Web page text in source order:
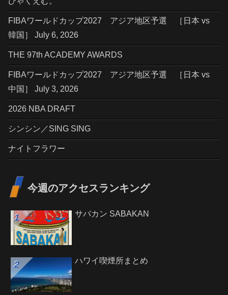
FIBAワールドカップ2027 アジア地区予選 ［日本 vs
韓国］ July 6, 2026
THE 97th ACADEMY AWARDS
FIBAワールドカップ2027 アジア地区予選 ［日本 vs
中国］ July 3, 2026
2026 NBA DRAFT
シンシン／SING SING
ナイトフラワー
今週のアクセスランキング
サバカン SABAKAN
ハワイ喫煙所まとめ